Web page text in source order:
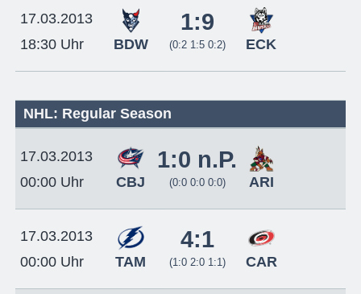
17.03.2013
18:30 Uhr
BDW
1:9
(0:2 1:5 0:2) ECK
NHL: Regular Season
17.03.2013
00:00 Uhr
CBJ
1:0 n.P.
(0:0 0:0 0:0) ARI
17.03.2013
00:00 Uhr
TAM
4:1
(1:0 2:0 1:1) CAR